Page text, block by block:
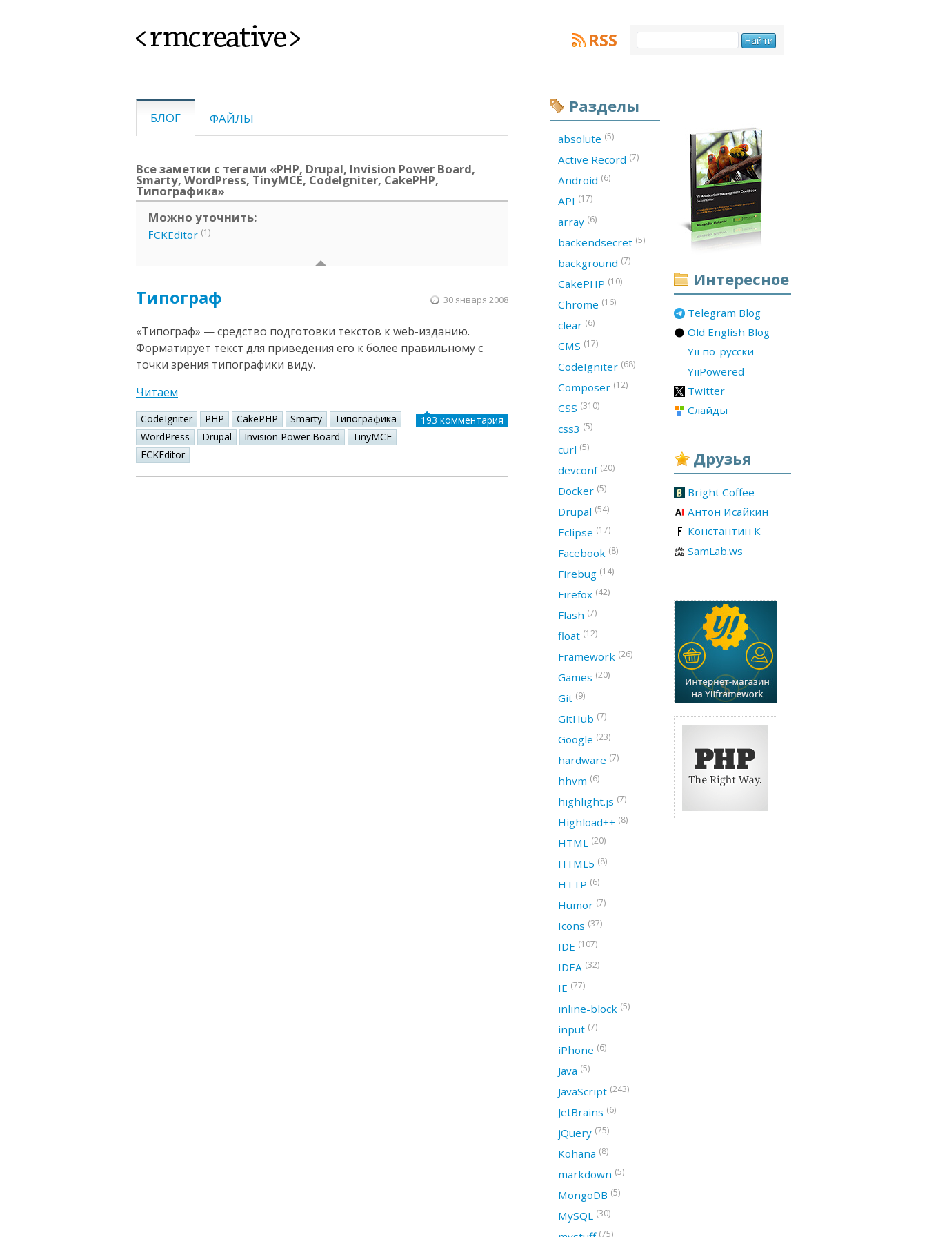
<rmcreative> RSS
БЛОГ ФАЙЛЫ
Все заметки с тегами «PHP, Drupal, Invision Power Board,
Smarty, WordPress, TinyMCE, CodeIgniter, CakePHP,
Типографика»
Можно уточнить:
FCKEditor (1)
Типограф 30 января 2008
«Типограф» — средство подготовки текстов к web-изданию.
Форматирует текст для приведения его к более правильному с
точки зрения типографики виду.
Читаем
CodeIgniter PHP CakePHP Smarty
Типографика
WordPress
Drupal Invision Power Board
TinyMCE
FCKEditor
193 комментария
Интересное
Telegram Blog
Old English Blog
Yii по-русски
YiiPowered
Twitter
Слайды
Друзья
Bright Coffee
Антон Исайкин
Константин К
SamLab.ws
Разделы
absolute (5)
Active Record (7)
Android (6)
API (17)
array (6)
backendsecret (5)
background (7)
CakePHP (10)
Chrome (16)
clear (6)
CMS (17)
CodeIgniter (68)
Composer (12)
CSS (310)
css3 (5)
curl (5)
devconf (20)
Docker (5)
Drupal (54)
Eclipse (17)
Facebook (8)
Firebug (14)
Firefox (42)
Flash (7)
float (12)
Framework (26)
Games (20)
Git (9)
GitHub (7)
Google (23)
hardware (7)
hhvm (6)
highlight.js (7)
Highload++ (8)
HTML (20)
HTML5 (8)
HTTP (6)
Humor (7)
Icons (37)
IDE (107)
IDEA (32)
IE (77)
inline-block (5)
input (7)
iPhone (6)
Java (5)
JavaScript (243)
JetBrains (6)
jQuery (75)
Kohana (8)
markdown (5)
MongoDB (5)
MySQL (30)
(75)